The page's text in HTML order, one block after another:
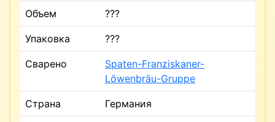
Объем ???
Упаковка ???
Сварено
Spaten-Franziskaner-
Löwenbräu-Gruppe
Страна Германия